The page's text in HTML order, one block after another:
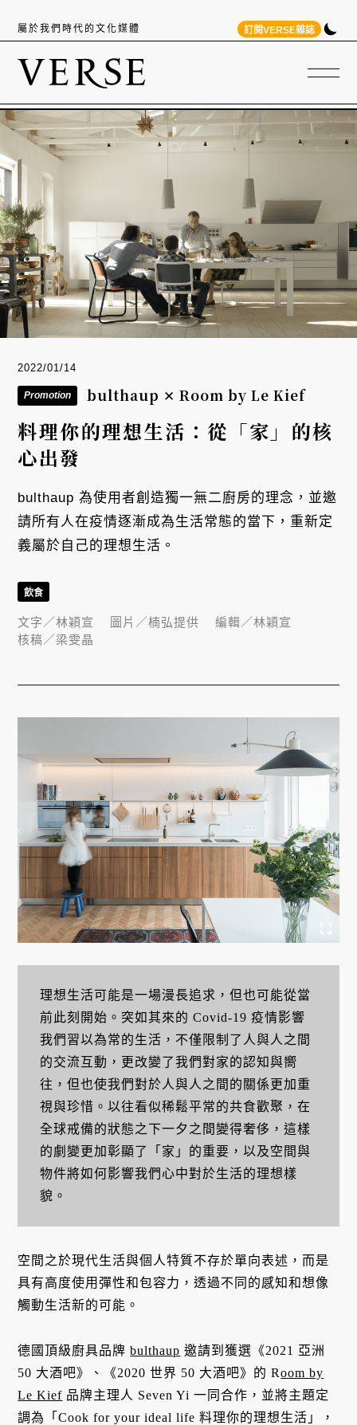
屬於我們時代的文化媒體 訂閱VERSE雜誌
2022/01/14
Promotion bulthaup ✕ Room by Le Kief
料理你的理想生活：從「家」的核
心出發
bulthaup 為使用者創造獨一無二廚房的理念，並邀
請所有人在疫情逐漸成為生活常態的當下，重新定
義屬於自己的理想生活。
理想生活可能是一場漫長追求，但也可能從當
前此刻開始。突如其來的 Covid-19 疫情影響
我們習以為常的生活，不僅限制了人與人之間
的交流互動，更改變了我們對家的認知與嚮
往，但也使我們對於人與人之間的關係更加重
視與珍惜。以往看似稀鬆平常的共食歡聚，在
全球戒備的狀態之下一夕之間變得奢侈，這樣
的劇變更加彰顯了「家」的重要，以及空間與
物件將如何影響我們心中對於生活的理想樣
貌。
空間之於現代生活與個人特質不存於單向表述，而是
具有高度使用彈性和包容力，透過不同的感知和想像
觸動生活新的可能。
德國頂級廚具品牌bulthaup 邀請到獲選《2021 亞洲
50 大酒吧》、《2020 世界 50 大酒吧》的 Room by
Le Kief 品牌主理人 Seven Yi 一同合作，並將主題定
調為「Cook for your ideal life 料理你的理想生活」，
飲食
文字／林穎宣 圖片／楠弘提供 編輯／林穎宣
核稿／梁雯晶